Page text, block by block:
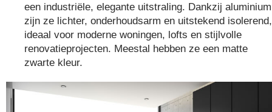
een industriële, elegante uitstraling. Dankzij aluminium
zijn ze lichter, onderhoudsarm en uitstekend isolerend,
ideaal voor moderne woningen, lofts en stijlvolle
renovatieprojecten. Meestal hebben ze een matte
zwarte kleur.